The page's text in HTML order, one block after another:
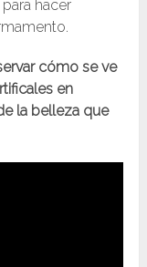
hacer
cómo se ve
en
la belleza que